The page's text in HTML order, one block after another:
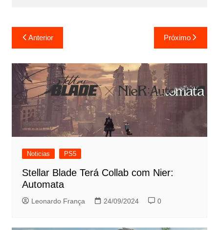
Navegação
de
Post
Anterior Próximo
Noticias PS5
Stellar Blade Terá Collab com Nier:
Automata
Leonardo França 24/09/2024 0